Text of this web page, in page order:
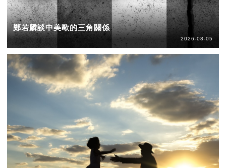
鄭若麟談中美歐的三角關係
2026-08-05